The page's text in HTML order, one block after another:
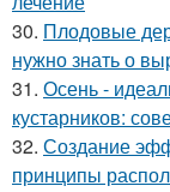
30. Плодовые
нужно знать о
31. Осень -
кустарников:
32. Создание
принципы